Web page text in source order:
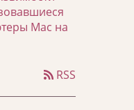
Mac на
RSS